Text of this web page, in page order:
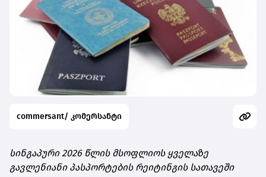
commersant/ კომერსანტი
სინგაპური 2026 წლის მსოფლიოს ყველაზე
გავლენიანი პასპორტების რეიტინგის სათავეში